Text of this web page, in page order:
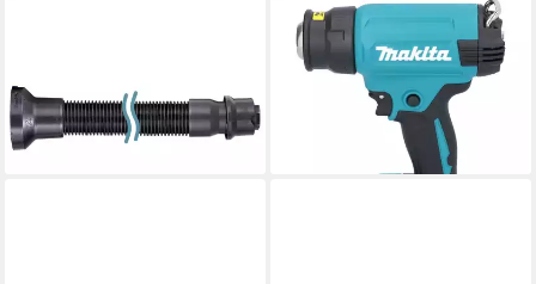
17,82 €
lieferbar - in 2-3 Werktagen bei dir
MAKITA
Akku-Heißluftgebläse DHG
181 RTK Akku
Heißluftgebläse 18 V 150
lieferbar - in 2-3 Werktagen bei dir